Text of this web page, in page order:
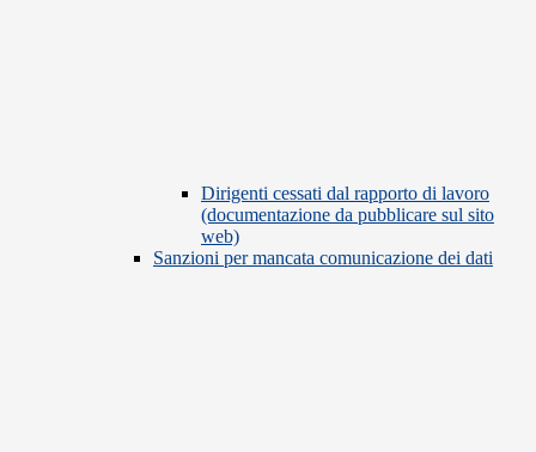
Dirigenti cessati dal rapporto di lavoro
(documentazione da pubblicare sul sito
web)
Sanzioni per mancata comunicazione dei dati